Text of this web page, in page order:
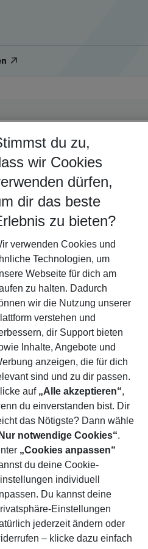
Hotelbeschreibung
4
dieses luxuriöse Hotel in einem
ist dieses Hotel nur wenige
Restaurants und
Gesellschaft einen Drink zu sich
stilvoll eingerichtet und
Palette an modernen und
Haartrockner
du zu,
wir Cookies
dürfen,
dir das beste
zu bieten?
verwenden Cookies und
Technologien, um
Webseite für dich am
zu halten. Dadurch
wir die Nutzung unserer
verstehen und
dir Support bieten
Inhalte, Angebote und
anzeigen, die für dich
sind und zu dir passen.
auf „Alle akzeptieren“,
du einverstanden bist. Dir
das Nötigste? Dann wähle
notwendige Cookies“.
„Cookies anpassen“
du deine Cookie-
individuell
Du kannst deine
Einstellungen
jederzeit ändern oder
– klicke dazu einfach